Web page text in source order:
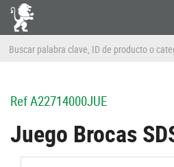
RefA22714000JUE
Juego Brocas